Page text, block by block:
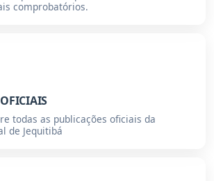
comprobatórios.
todas as publicações oficiais da
de Jequitibá